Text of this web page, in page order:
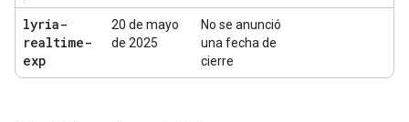
lyria-
realtime-
exp
20 de mayo
de 2025
No se anunció
una fecha de
cierre